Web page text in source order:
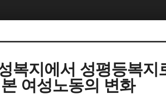
복지에서 성평등복
여성노동의 변화